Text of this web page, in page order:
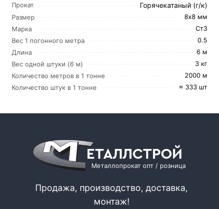
Прокат Горячекатаный (г/к)
Размер
8х8 мм
Марка
Ст3
Вес 1 погонного метра
0.5
Длина
6 м
Вес одной штуки (6 м)
3 кг
Количество метров в 1 тонне
2000 м
Количество штук в 1 тонне
≈ 333 шт
ЕТАЛЛСТРОЙ
Металлопрокат опт / розница
Продажа, производство, доставка,
монтаж!